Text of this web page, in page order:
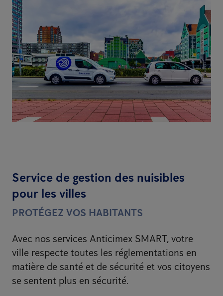
Service de gestion des nuisibles
pour les villes
PROTÉGEZ VOS HABITANTS
Avec nos services Anticimex SMART, votre
ville respecte toutes les réglementations en
matière de santé et de sécurité et vos citoyens
se sentent plus en sécurité.